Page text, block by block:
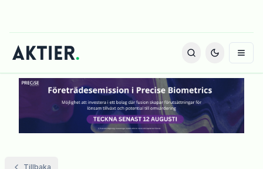
Tillbaka